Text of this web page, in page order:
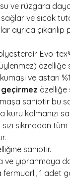
ve rüzgara
sağlar ve sıcak
ayrıca
Evo-
özelliğe
ve astarı
geçirmez özelliğe
sahiptir bu
kalmanızı
sıkmadan
sahiptir.
yıpranmaya
1 adet